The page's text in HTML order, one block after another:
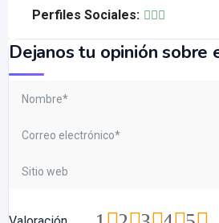
Perfiles Sociales:
Dejanos tu opinión sobre